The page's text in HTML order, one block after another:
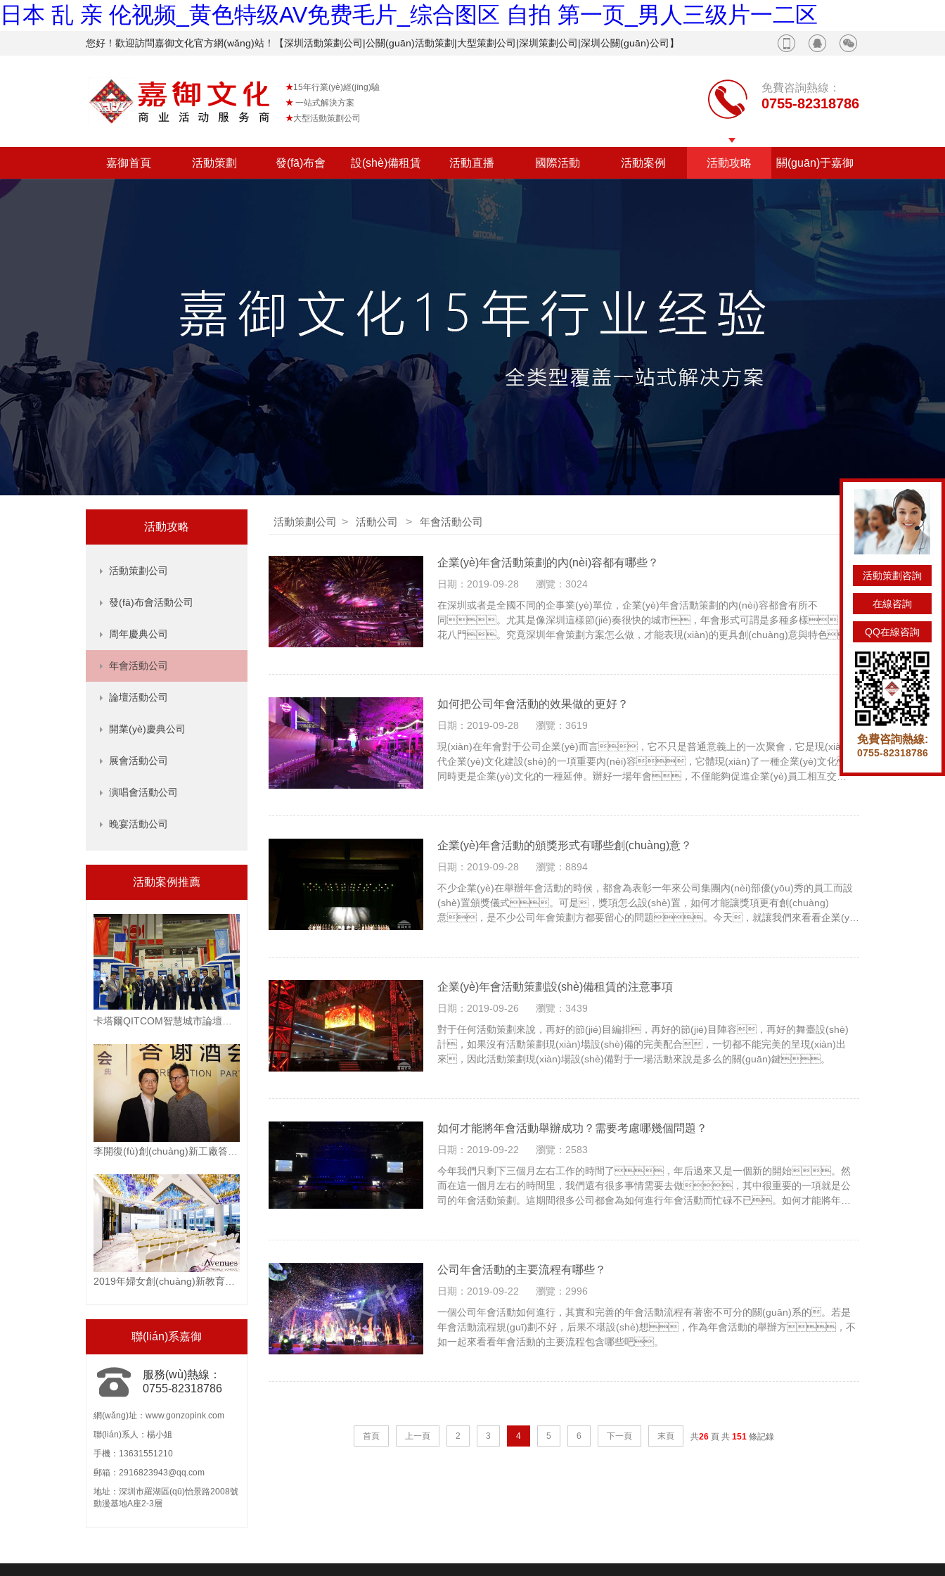
日本 乱 亲 伦视频_黄色特级AV免费毛片_综合图区 自拍 第一页_男人三级片一二区
您好！歡迎訪問嘉御文化官方網(wǎng)站！【深圳活動策劃公司|公關(guān)活動策劃|大型策劃公司|深圳策劃公司|深圳公關(guān)公司】
★15年行業(yè)經(jīng)驗
★ 一站式解決方案
★大型活動策劃公司
免費咨詢熱線：
0755-82318786
嘉御首頁 活動策劃 發(fā)布會 設(shè)備租賃 活動直播 國際活動 活動案例 活動攻略 關(guān)于嘉御
活動攻略
活動策劃公司
發(fā)布會活動公司
周年慶典公司
年會活動公司
論壇活動公司
開業(yè)慶典公司
展會活動公司
演唱會活動公司
晚宴活動公司
活動案例推薦
聯(lián)系嘉御
服務(wù)熱線：
0755-82318786
網(wǎng)址：www.gonzopink.com
聯(lián)系人：楊小姐
手機：13631551210
郵箱：2916823943@qq.com
地址：深圳市羅湖區(qū)怡景路2008號
動漫基地A座2-3層
活動策劃公司 > 活動公司 > 年會活動公司
企業(yè)年會活動策劃的內(nèi)容都有哪些？
日期：2019-09-28
瀏覽：3024
在深圳或者是全國不同的企事業(yè)單位，企業(yè)年會活動策劃的內(nèi)容都會有所不
同。尤其是像深圳這樣節(jié)奏很快的城市，年會形式可謂是多種多樣，五
花八門。究竟深圳年會策劃方案怎么做，才能表現(xiàn)的更具創(chuàng)意與特色，
如何把公司年會活動的效果做的更好？
日期：2019-09-28
瀏覽：3619
現(xiàn)在年會對于公司企業(yè)而言，它不只是普通意義上的一次聚會，它是現(xiàn)
代企業(yè)文化建設(shè)的一項重要內(nèi)容，它體現(xiàn)了一種企業(yè)文化，
同時更是企業(yè)文化的一種延伸。辦好一場年會，不僅能夠促進企業(yè)員工相互交
企業(yè)年會活動的頒獎形式有哪些創(chuàng)意？
日期：2019-09-28
瀏覽：8894
不少企業(yè)在舉辦年會活動的時候，都會為表彰一年來公司集團內(nèi)部優(yōu)秀的員工而設
(shè)置頒獎儀式。可是，獎項怎么設(shè)置，如何才能讓獎項更有創(chuàng)
意，是不少公司年會策劃方都要留心的問題。今天，就讓我們來看看企業(yè)
企業(yè)年會活動策劃設(shè)備租賃的注意事項
日期：2019-09-26
瀏覽：3439
對于任何活動策劃來說，再好的節(jié)目編排，再好的節(jié)目陣容，再好的舞臺設(shè)
計，如果沒有活動策劃現(xiàn)場設(shè)備的完美配合，一切都不能完美的呈現(xiàn)出
來，因此活動策劃現(xiàn)場設(shè)備對于一場活動來說是多么的關(guān)鍵。
如何才能將年會活動舉辦成功？需要考慮哪幾個問題？
日期：2019-09-22
瀏覽：2583
今年我們只剩下三個月左右工作的時間了，年后過來又是一個新的開始。然
而在這一個月左右的時間里，我們還有很多事情需要去做，其中很重要的一項就是公
司的年會活動策劃。這期間很多公司都會為如何進行年會活動而忙碌不已。如何才能將年會
公司年會活動的主要流程有哪些？
日期：2019-09-22
瀏覽：2996
一個公司年會活動如何進行，其實和完善的年會活動流程有著密不可分的關(guān)系的。若是
年會活動流程規(guī)劃不好，后果不堪設(shè)想，作為年會活動的舉辦方，不
如一起來看看年會活動的主要流程包含哪些吧。
首頁 上一頁 2 3 4 5 6 下一頁 末頁 共26 頁 共 151 條記錄
活動策劃咨詢
在線咨詢
QQ在線咨詢
免費咨詢熱線:
0755-82318786